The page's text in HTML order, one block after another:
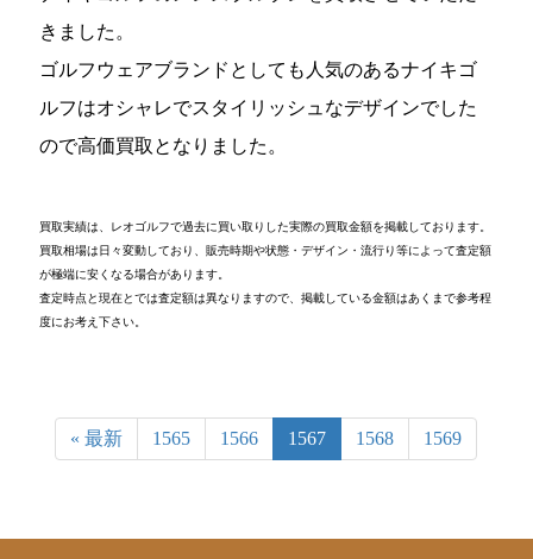
きました。
ゴルフウェアブランドとしても人気のあるナイキゴ
ルフはオシャレでスタイリッシュなデザインでした
ので高価買取となりました。
買取実績は、レオゴルフで過去に買い取りした実際の買取金額を掲載しております。
買取相場は日々変動しており、販売時期や状態・デザイン・流行り等によって査定額
が極端に安くなる場合があります。
査定時点と現在とでは査定額は異なりますので、掲載している金額はあくまで参考程
度にお考え下さい。
« 最新 1565 1566 1567 1568 1569